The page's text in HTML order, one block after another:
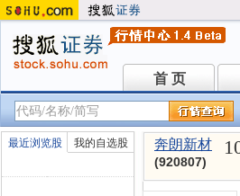
首 页
首 页
最近浏览股 我的自选股 奔朗新材
(920807)